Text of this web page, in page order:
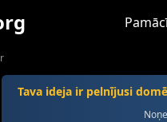
Tava ideja ir pelnījusi